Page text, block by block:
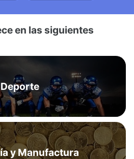
en las siguientes
Deporte
y Manufactura